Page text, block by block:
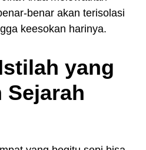
benar akan terisolasi
keesokan harinya.
yang
Sejarah